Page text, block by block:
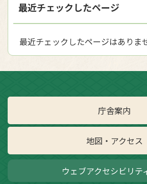
最近チェックしたページ
最近チェックしたページはありま
庁舎案内
地図・アクセス
ウェブアクセシビリテ